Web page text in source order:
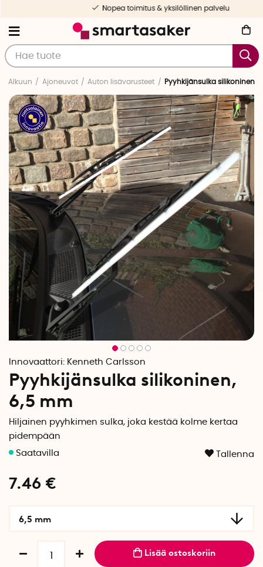
Nopea toimitus & yksilöllinen palvelu
Alkuun Ajoneuvot Auton lisävarusteet Pyyhkijänsulka silikoninen
Innovaattori: Kenneth Carlsson
Pyyhkijänsulka silikoninen,
6,5 mm
Hiljainen pyyhkimen sulka, joka kestää kolme kertaa
pidempään
Tallenna
7.46 €
6,5 mm
Lisää ostoskoriin